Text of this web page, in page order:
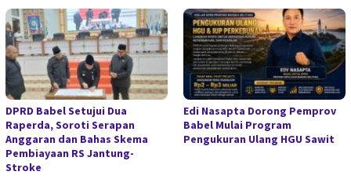
DPRD Babel Setujui Dua
Raperda, Soroti Serapan
Anggaran dan Bahas Skema
Pembiayaan RS Jantung-
Stroke
Edi Nasapta Dorong Pemprov
Babel Mulai Program
Pengukuran Ulang HGU Sawit